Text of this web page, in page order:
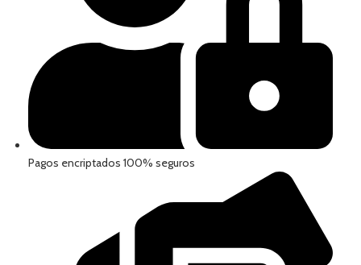
Pagos encriptados 100% seguros